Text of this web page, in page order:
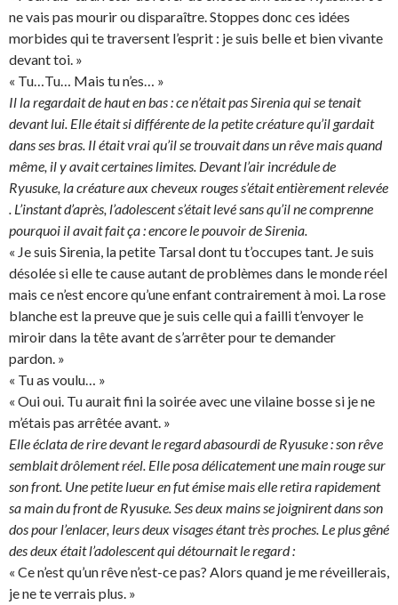
ne vais pas mourir ou disparaître. Stoppes donc ces idées
morbides qui te traversent l’esprit : je suis belle et bien vivante
devant toi. »
« Tu…Tu… Mais tu n’es… »
Il la regardait de haut en bas : ce n’était pas Sirenia qui se tenait
devant lui. Elle était si différente de la petite créature qu’il gardait
dans ses bras. Il était vrai qu’il se trouvait dans un rêve mais quand
même, il y avait certaines limites. Devant l’air incrédule de
Ryusuke, la créature aux cheveux rouges s’était entièrement relevée
. L’instant d’après, l’adolescent s’était levé sans qu’il ne comprenne
pourquoi il avait fait ça : encore le pouvoir de Sirenia.
« Je suis Sirenia, la petite Tarsal dont tu t’occupes tant. Je suis
désolée si elle te cause autant de problèmes dans le monde réel
mais ce n’est encore qu’une enfant contrairement à moi. La rose
blanche est la preuve que je suis celle qui a failli t’envoyer le
miroir dans la tête avant de s’arrêter pour te demander
pardon. »
« Tu as voulu… »
« Oui oui. Tu aurait fini la soirée avec une vilaine bosse si je ne
m’étais pas arrêtée avant. »
Elle éclata de rire devant le regard abasourdi de Ryusuke : son rêve
semblait drôlement réel. Elle posa délicatement une main rouge sur
son front. Une petite lueur en fut émise mais elle retira rapidement
sa main du front de Ryusuke. Ses deux mains se joignirent dans son
dos pour l’enlacer, leurs deux visages étant très proches. Le plus gêné
des deux était l’adolescent qui détournait le regard :
« Ce n’est qu’un rêve n’est-ce pas? Alors quand je me réveillerais,
je ne te verrais plus. »